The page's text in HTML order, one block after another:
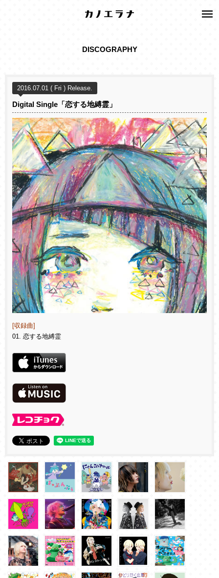
DISCOGRAPHY
2016.07.01 ( Fri ) Release.
Digital Single「恋する地縛霊」
[収録曲]
01. 恋する地縛霊